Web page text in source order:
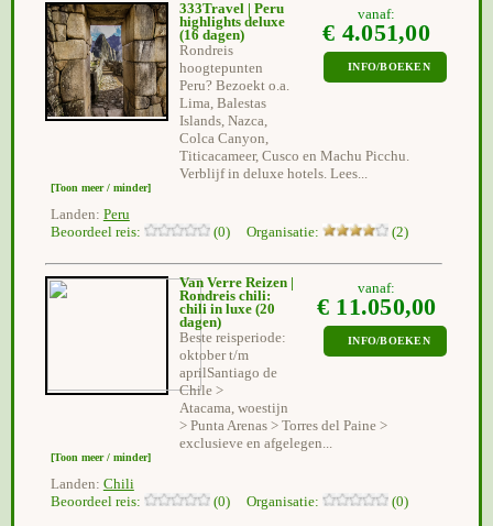
vanaf:
€ 4.051,00
INFO/BOEKEN
333Travel | Peru
highlights deluxe
(16 dagen)
Rondreis
hoogtepunten
Peru? Bezoekt o.a.
Lima, Balestas
Islands, Nazca,
Colca Canyon,
Titicacameer, Cusco en Machu Picchu.
Verblijf in deluxe hotels. Lees...
[Toon meer / minder]
Landen: Peru
Beoordeel reis:
(0) Organisatie: (2)
vanaf:
€ 11.050,00
INFO/BOEKEN
Van Verre Reizen |
Rondreis chili:
chili in luxe (20
dagen)
Beste reisperiode:
oktober t/m
aprilSantiago de
Chile >
Atacama, woestijn
> Punta Arenas > Torres del Paine >
exclusieve en afgelegen...
[Toon meer / minder]
Landen: Chili
Beoordeel reis:
(0) Organisatie: (0)